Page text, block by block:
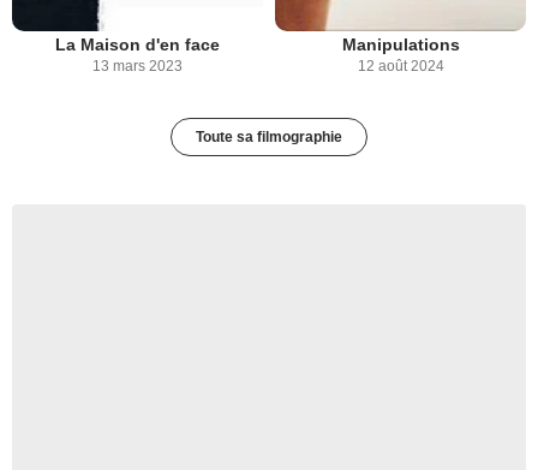
La Maison d'en face
13 mars 2023
Manipulations
12 août 2024
Toute sa filmographie